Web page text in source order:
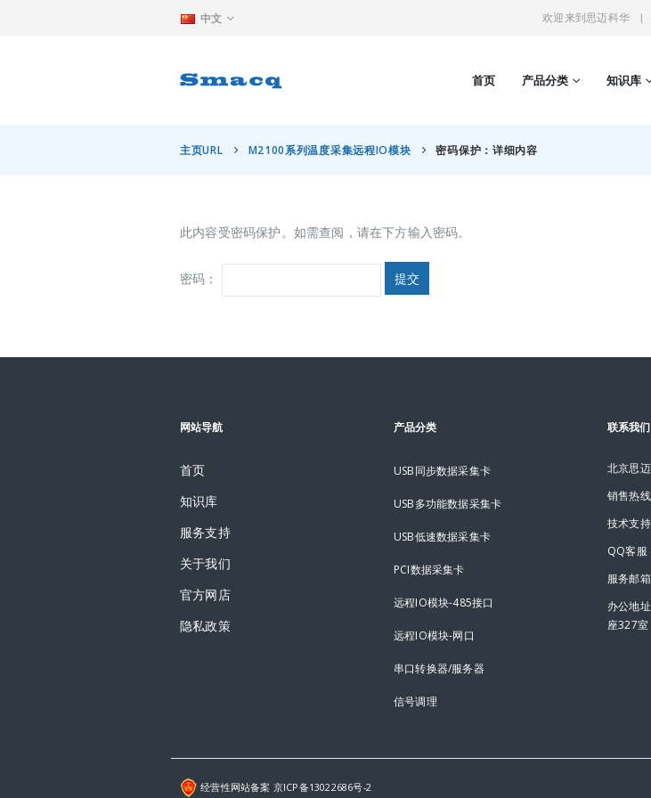
中文 欢迎来到思迈科华 |
首页 产品分类 知识库
主页URL M2100系列温度采集远程IO模块 密码保护：详细内容
此内容受密码保护。如需查阅，请在下方输入密码。
密码：
网站导航
首页
知识库
服务支持
关于我们
官方网店
隐私政策
产品分类
USB同步数据采集卡
USB多功能数据采集卡
USB低速数据采集卡
PCI数据采集卡
远程IO模块-485接口
远程IO模块-网口
串口转换器/服务器
信号调理
联系我们
北京思
销售热
技术支
QQ客
服务邮
办公地
座327室
经营性网站备案 京ICP备13022686号-2